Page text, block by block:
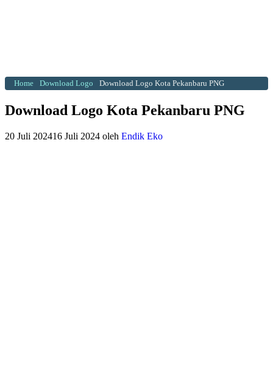
Home Download Logo Download Logo Kota Pekanbaru PNG
Download Logo Kota Pekanbaru PNG
20 Juli 202416 Juli 2024 oleh Endik Eko